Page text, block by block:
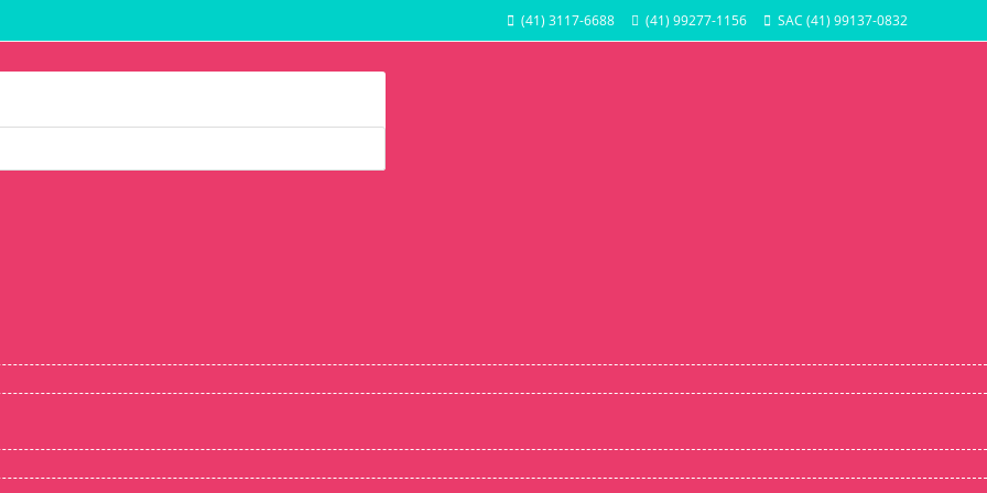
(41) 3117-6688 (41) 99277-1156 SAC (41) 99137-0832